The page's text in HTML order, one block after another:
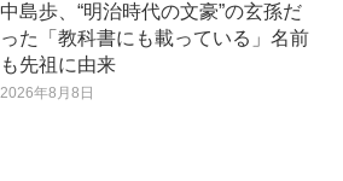
中島歩、“明治時代の文豪”の玄孫だ
った「教科書にも載っている」名前
も先祖に由来
2026年8月8日